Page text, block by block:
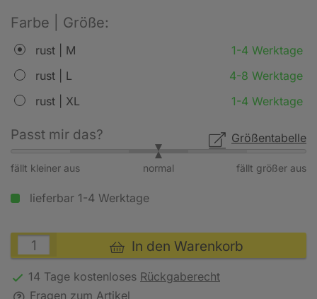
Farbe | Größe:
rust | M
1-4 Werktage
rust | L
4-8 Werktage
rust | XL
1-4 Werktage
Größentabelle
Passt mir das?
fällt kleiner aus fällt größer aus
normal
lieferbar 1-4 Werktage
In den Warenkorb
14 Tage kostenloses Rückgaberecht
Fragen zum Artikel